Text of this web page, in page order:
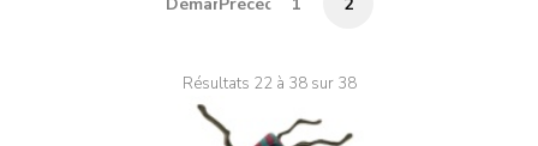
Résultats 22 à 38 sur 38